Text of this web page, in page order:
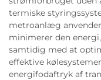
termiske
metroanlæg
minimerer den
samtidig med at
effektive
energifodaftryk af